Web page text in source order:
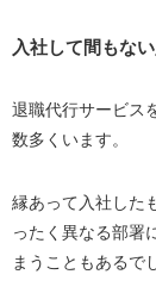
入社して間もな
退職代行サービス
数多くいます。
縁あって入社した
ったく異なる部署
まうこともあるで